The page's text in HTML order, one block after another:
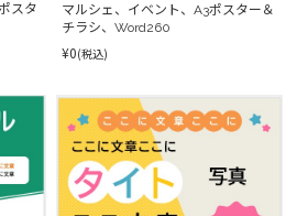
スタ
マルシェ、イベント、A3ポスター＆
チラシ、Word260
¥0(税込)